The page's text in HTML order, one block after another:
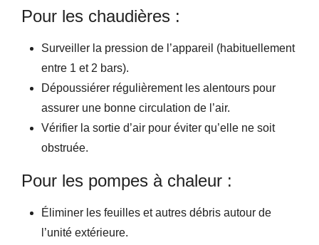
Pour les chaudières :
Surveiller la pression de l’appareil (habituellement
entre 1 et 2 bars).
Dépoussiérer régulièrement les alentours pour
assurer une bonne circulation de l’air.
Vérifier la sortie d’air pour éviter qu’elle ne soit
obstruée.
Pour les pompes à chaleur :
Éliminer les feuilles et autres débris autour de
l’unité extérieure.